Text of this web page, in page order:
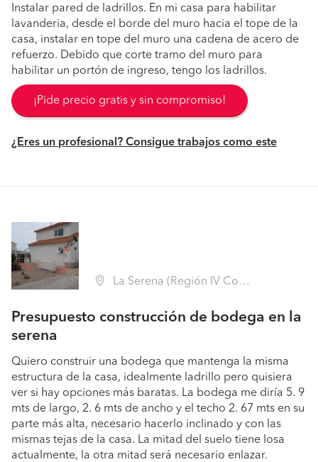
Instalar pared de ladrillos. En mi casa para habilitar
lavanderia, desde el borde del muro hacia el tope de la
casa, instalar en tope del muro una cadena de acero de
refuerzo. Debido que corte tramo del muro para
habilitar un portón de ingreso, tengo los ladrillos.
¡Pide precio gratis y sin compromiso!
¿Eres un profesional? Consigue trabajos como este
La Serena (Región IV Coquimbo - Elqui)
Presupuesto construcción de bodega en la
serena
Quiero construir una bodega que mantenga la misma
estructura de la casa, idealmente ladrillo pero quisiera
ver si hay opciones más baratas. La bodega me diría 5. 9
mts de largo, 2. 6 mts de ancho y el techo 2. 67 mts en su
parte más alta, necesario hacerlo inclinado y con las
mismas tejas de la casa. La mitad del suelo tiene losa
actualmente, la otra mitad será necesario enlazar.